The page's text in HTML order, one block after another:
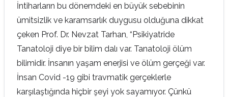
İntiharların bu dönemdeki en büyük sebebinin
ümitsizlik ve karamsarlık duygusu olduğuna dikkat
çeken Prof. Dr. Nevzat Tarhan, “Psikiyatride
Tanatoloji diye bir bilim dalı var. Tanatoloji ölüm
bilimidir. İnsanın yaşam enerjisi ve ölüm gerçeği var.
İnsan Covid -19 gibi travmatik gerçeklerle
karşılaştığında hiçbir şeyi yok sayamıyor. Çünkü